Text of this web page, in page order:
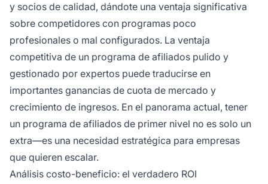
y socios de calidad, dándote una ventaja significativa
sobre competidores con programas poco
profesionales o mal configurados. La ventaja
competitiva de un programa de afiliados pulido y
gestionado por expertos puede traducirse en
importantes ganancias de cuota de mercado y
crecimiento de ingresos. En el panorama actual, tener
un programa de afiliados de primer nivel no es solo un
extra—es una necesidad estratégica para empresas
que quieren escalar.
Análisis costo-beneficio: el verdadero ROI